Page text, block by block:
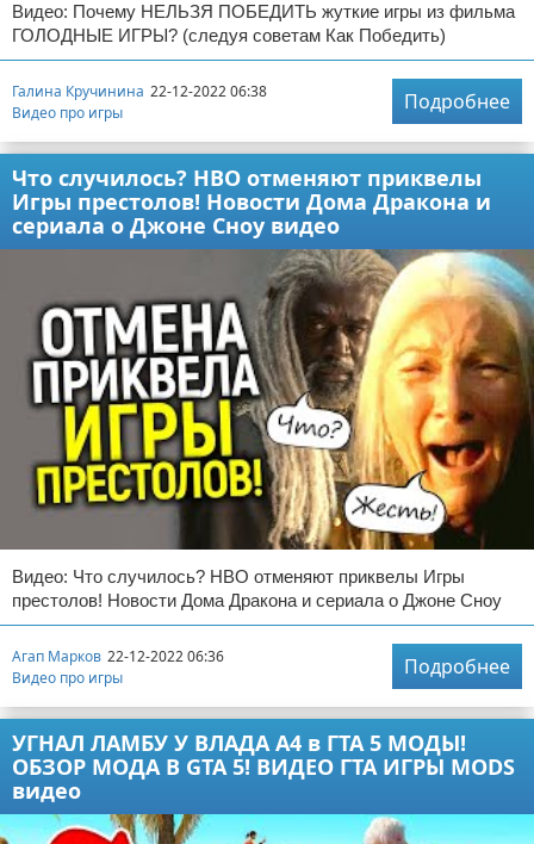
Видео: Почему НЕЛЬЗЯ ПОБЕДИТЬ жуткие игры из фильма
ГОЛОДНЫЕ ИГРЫ? (следуя советам Как Победить)
Галина Кручинина 22-12-2022 06:38
Видео про игры
Подробнее
Что случилось? НВО отменяют приквелы
Игры престолов! Новости Дома Дракона и
сериала о Джоне Сноу видео
Видео: Что случилось? НВО отменяют приквелы Игры
престолов! Новости Дома Дракона и сериала о Джоне Сноу
Агап Марков 22-12-2022 06:36
Видео про игры
Подробнее
УГНАЛ ЛАМБУ У ВЛАДА А4 в ГТА 5 МОДЫ!
ОБЗОР МОДА В GTA 5! ВИДЕО ГТА ИГРЫ MODS
видео